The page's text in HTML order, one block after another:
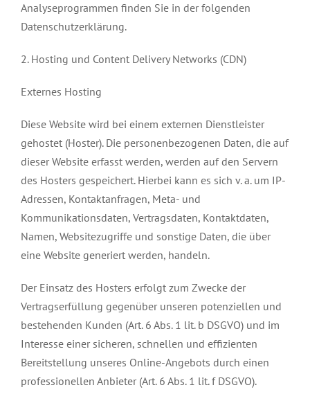
Analyseprogrammen finden Sie in der folgenden
Datenschutzerklärung.
2. Hosting und Content Delivery Networks (CDN)
Externes Hosting
Diese Website wird bei einem externen Dienstleister
gehostet (Hoster). Die personenbezogenen Daten, die auf
dieser Website erfasst werden, werden auf den Servern
des Hosters gespeichert. Hierbei kann es sich v. a. um IP-
Adressen, Kontaktanfragen, Meta- und
Kommunikationsdaten, Vertragsdaten, Kontaktdaten,
Namen, Websitezugriffe und sonstige Daten, die über
eine Website generiert werden, handeln.
Der Einsatz des Hosters erfolgt zum Zwecke der
Vertragserfüllung gegenüber unseren potenziellen und
bestehenden Kunden (Art. 6 Abs. 1 lit. b DSGVO) und im
Interesse einer sicheren, schnellen und effizienten
Bereitstellung unseres Online-Angebots durch einen
professionellen Anbieter (Art. 6 Abs. 1 lit. f DSGVO).